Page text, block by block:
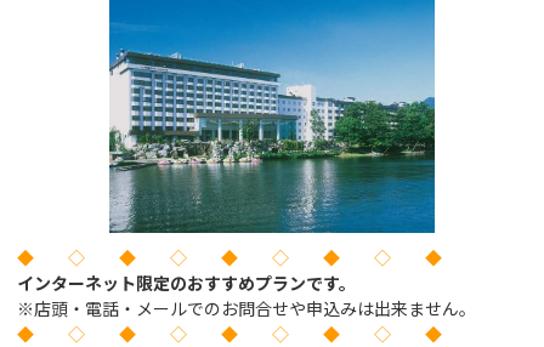
◆ ◇ ◆ ◇ ◆ ◇ ◆ ◇ ◆
インターネット限定のおすすめプランです。
※店頭・電話・メールでのお問合せや申込みは出来ません。
◆ ◇ ◆ ◇ ◆ ◇ ◆ ◇ ◆